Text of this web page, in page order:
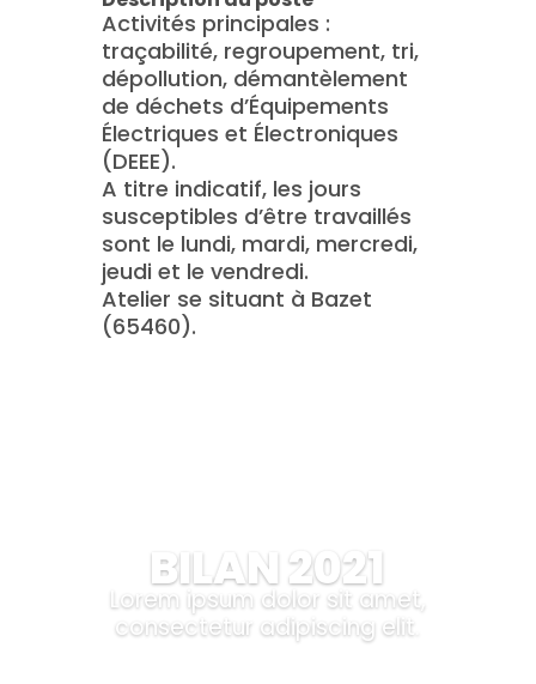
Activités principales :
traçabilité, regroupement, tri,
dépollution, démantèlement
de déchets d’Équipements
Électriques et Électroniques
(DEEE).
A titre indicatif, les jours
susceptibles d’être travaillés
sont le lundi, mardi, mercredi,
jeudi et le vendredi.
Atelier se situant à Bazet
(65460).
BILAN 2021
Lorem ipsum dolor sit amet,
consectetur adipiscing elit.